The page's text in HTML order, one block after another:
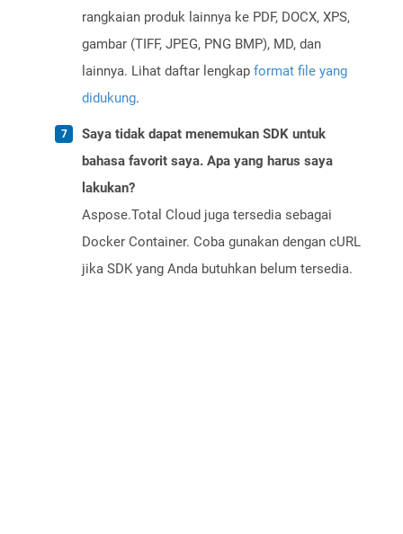
rangkaian produk lainnya ke PDF, DOCX, XPS,
gambar (TIFF, JPEG, PNG BMP), MD, dan
lainnya. Lihat daftar lengkap format file yang
didukung.
Saya tidak dapat menemukan SDK untuk
bahasa favorit saya. Apa yang harus saya
lakukan?
Aspose.Total Cloud juga tersedia sebagai
Docker Container. Coba gunakan dengan cURL
jika SDK yang Anda butuhkan belum tersedia.